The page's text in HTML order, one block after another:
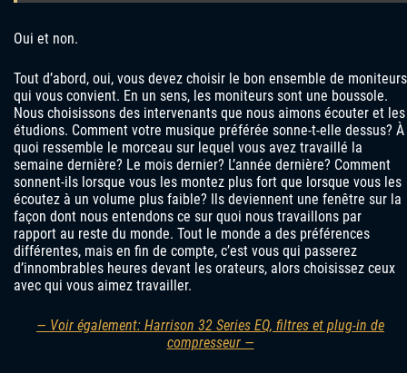
Oui et non.
Tout d’abord, oui, vous devez choisir le bon ensemble de moniteurs
qui vous convient. En un sens, les moniteurs sont une boussole.
Nous choisissons des intervenants que nous aimons écouter et les
étudions. Comment votre musique préférée sonne-t-elle dessus? À
quoi ressemble le morceau sur lequel vous avez travaillé la
semaine dernière? Le mois dernier? L’année dernière? Comment
sonnent-ils lorsque vous les montez plus fort que lorsque vous les
écoutez à un volume plus faible? Ils deviennent une fenêtre sur la
façon dont nous entendons ce sur quoi nous travaillons par
rapport au reste du monde. Tout le monde a des préférences
différentes, mais en fin de compte, c’est vous qui passerez
d’innombrables heures devant les orateurs, alors choisissez ceux
avec qui vous aimez travailler.
— Voir également: Harrison 32 Series EQ, filtres et plug-in de
compresseur —